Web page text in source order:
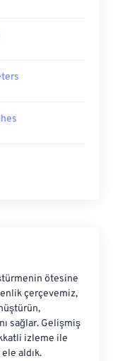
ötesine
çerçevemiz,
sağlar. Gelişmiş
izleme ile
aldık.